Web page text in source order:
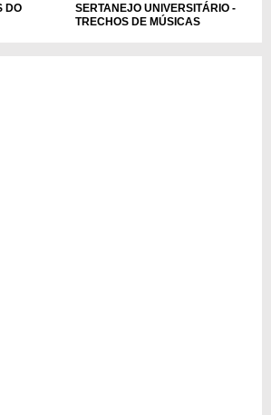
DO
SERTANEJO UNIVERSITÁRIO -
TRECHOS DE MÚSICAS